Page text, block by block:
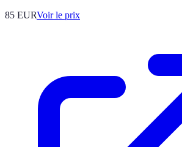
85 EURVoir le prix